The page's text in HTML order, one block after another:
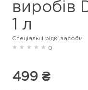
виробів
1 л
Спеціальні рідкі засоби
0
499 ₴